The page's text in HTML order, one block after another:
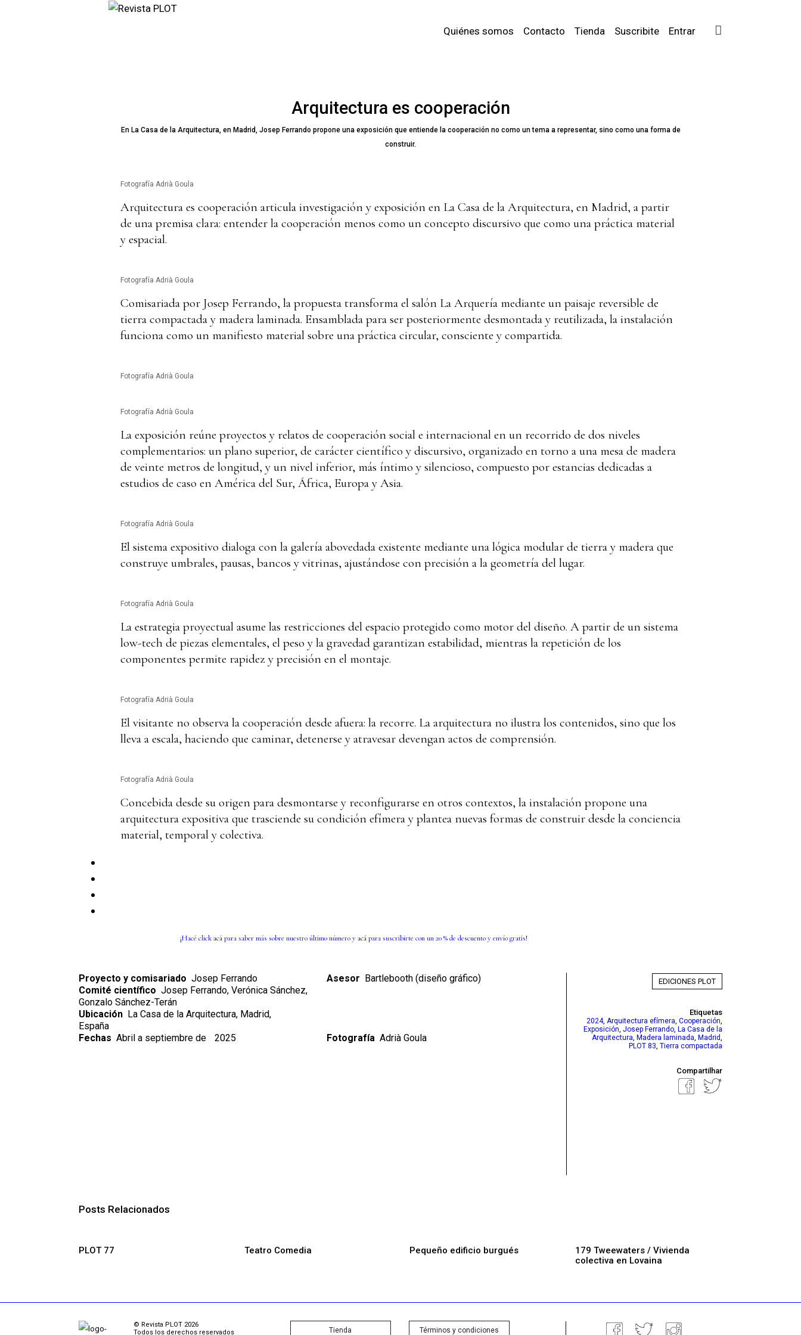
Quiénes somos Contacto Tienda Suscribite Entrar
Arquitectura es cooperación
En La Casa de la Arquitectura, en Madrid, Josep Ferrando propone una exposición que entiende la cooperación no como un tema a representar, sino como una forma de
construir.
Fotografía Adrià Goula
Arquitectura es cooperación articula investigación y exposición en La Casa de la Arquitectura, en Madrid, a partir
de una premisa clara: entender la cooperación menos como un concepto discursivo que como una práctica material
y espacial.
Fotografía Adrià Goula
Comisariada por Josep Ferrando, la propuesta transforma el salón La Arquería mediante un paisaje reversible de
tierra compactada y madera laminada. Ensamblada para ser posteriormente desmontada y reutilizada, la instalación
funciona como un manifiesto material sobre una práctica circular, consciente y compartida.
Fotografía Adrià Goula
Fotografía Adrià Goula
La exposición reúne proyectos y relatos de cooperación social e internacional en un recorrido de dos niveles
complementarios: un plano superior, de carácter científico y discursivo, organizado en torno a una mesa de madera
de veinte metros de longitud, y un nivel inferior, más íntimo y silencioso, compuesto por estancias dedicadas a
estudios de caso en América del Sur, África, Europa y Asia.
Fotografía Adrià Goula
El sistema expositivo dialoga con la galería abovedada existente mediante una lógica modular de tierra y madera que
construye umbrales, pausas, bancos y vitrinas, ajustándose con precisión a la geometría del lugar.
Fotografía Adrià Goula
La estrategia proyectual asume las restricciones del espacio protegido como motor del diseño. A partir de un sistema
low-tech de piezas elementales, el peso y la gravedad garantizan estabilidad, mientras la repetición de los
componentes permite rapidez y precisión en el montaje.
Fotografía Adrià Goula
El visitante no observa la cooperación desde afuera: la recorre. La arquitectura no ilustra los contenidos, sino que los
lleva a escala, haciendo que caminar, detenerse y atravesar devengan actos de comprensión.
Fotografía Adrià Goula
Concebida desde su origen para desmontarse y reconfigurarse en otros contextos, la instalación propone una
arquitectura expositiva que trasciende su condición efímera y plantea nuevas formas de construir desde la conciencia
material, temporal y colectiva.
¡Hacé clickacápara saber más sobre nuestro último número yacápara suscribirte con un 20 % de descuento y envío gratis!
Proyecto y comisariado Josep Ferrando
Comité científico Josep Ferrando, Verónica Sánchez,
Gonzalo Sánchez-Terán
Ubicación La Casa de la Arquitectura, Madrid,
España
Fechas Abril a septiembre de 2025
Asesor Bartlebooth (diseño gráfico)
FotografíaAdrià Goula
EDICIONES PLOT
Etiquetas
2024, Arquitectura efímera, Cooperación,
Exposición, Josep Ferrando, La Casa de la
Arquitectura, Madera laminada, Madrid,
PLOT 83, Tierra compactada
Compartilhar
Posts Relacionados
PLOT 77 Teatro Comedia Pequeño edificio burgués
179 Tweewaters / Vivienda
colectiva en Lovaina
© Revista PLOT 2026
Todos los derechos reservados
Tienda Términos y condiciones